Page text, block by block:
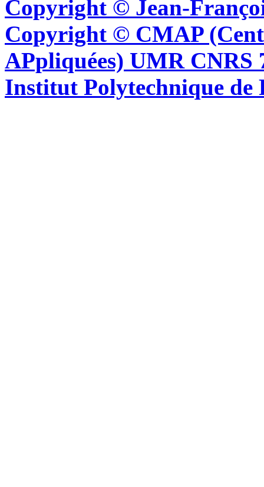
Copyright © Jean-
Copyright © CMAP
APpliquées) UMR CNRS
Institut Polytechnique de